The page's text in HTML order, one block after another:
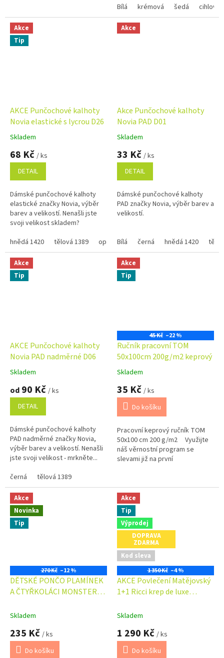
program se slevami...
Bílá krémová šedá cihlová
Akce
Tip
AKCE Punčochové kalhoty
Novia elastické s lycrou D26
Průměrné
hodnocení
produktu
5,0
5
hvězdiček.
Skladem
68 Kč / ks
DETAIL
Dámské punčochové kalhoty
elastické značky Novia, výběr
barev a velikostí. Nenašli jste
svoji velikost skladem?
hnědá 1420
tělová 1389 opálená 1340 černá 999
Akce
Akce Punčochové kalhoty
Novia PAD D01
Průměrné
hodnocení
produktu
5,0
5
hvězdiček.
Skladem
33 Kč / ks
DETAIL
Dámské punčochové kalhoty
PAD značky Novia, výběr barev a
velikostí.
Bílá černá hnědá 1420
Akce
Tip
AKCE Punčochové kalhoty
Novia PAD nadměrné D06
Průměrné
produktu
5,0
5
hvězdiček.
Skladem
od 90 Kč / ks
DETAIL
Dámské punčochové kalhoty
PAD nadměrné značky Novia,
výběr barev a velikostí. Nenašli
jste svoji velikost - mrkněte...
černá
tělová 1389
Akce
Tip
45 Kč –22 %
Ručník pracovní TOM
50x100cm 200g/m2 keprový
Průměrné
hodnocení
produktu
5,0
5
hvězdiček.
Skladem
35 Kč / ks
Do košíku
Pracovní keprový ručník TOM
50x100 cm 200 g/m2 Využijte
náš věrnostní program se
slevami již na první
Akce
Novinka
Tip
270 Kč –12 %
DĚTSKÉ PONČO PLAMÍNEK
A ČTYŘKOLÁCI MONSTER
Skladem
235 Kč / ks
Do košíku
Akce
Tip
Výprodej
DOPRAVA
ZDARMA
Kod sleva
1 350 Kč –4 %
AKCE Povlečení Matějovský
1+1 Ricci krep de luxe
Skladem
1 290 Kč / ks
Do košíku